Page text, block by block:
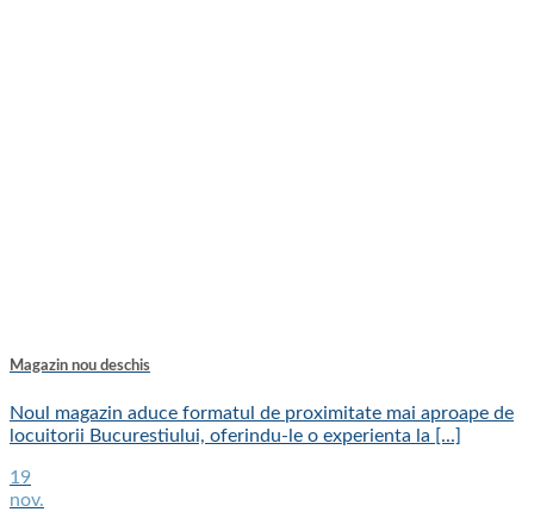
Magazin nou deschis
Noul magazin aduce formatul de proximitate mai aproape de
locuitorii Bucurestiului, oferindu-le o experienta la [...]
19
nov.